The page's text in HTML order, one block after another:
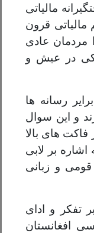
مالیاتی
قرون
مردمان عادی
در عیش و
رسانه ها
و این سوال
فاکت های بالا
بر لابی
و زبانی
تفکر و ادای
افغانستان